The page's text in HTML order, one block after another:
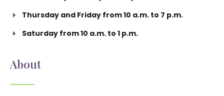
Thursday and Friday from 10 a.m. to 7 p.m.
Saturday from 10 a.m. to 1 p.m.
About